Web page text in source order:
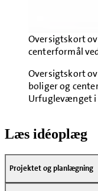
Oversigtskort
centerformål
Oversigtskort
boliger og
Urfuglevænget i
Læs idéoplæg
Projektet og planlægning